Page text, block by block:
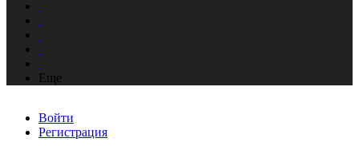
Еще
Войти
Регистрация